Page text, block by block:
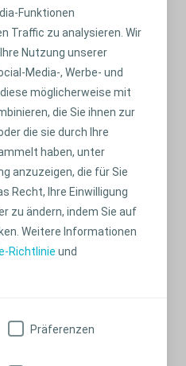
Funktionen
Traffic zu analysieren. Wir
Nutzung unserer
Media-, Werbe- und
möglicherweise mit
die Sie ihnen zur
die sie durch Ihre
haben, unter
anzuzeigen, die für Sie
Recht, Ihre Einwilligung
zu ändern, indem Sie auf
Weitere Informationen
Richtlinie und
Präferenzen
®Plus-Systems
Reinigung Ihres Peristeen®-